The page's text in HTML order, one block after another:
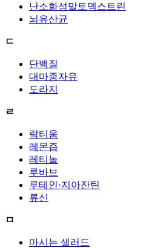
난소화성말토덱스트린
뇌유산균
ㄷ
단백질
대마종자유
도라지
ㄹ
락티움
레몬즙
레티놀
루바브
루테인·지아잔틴
류신
ㅁ
마시는 샐러드